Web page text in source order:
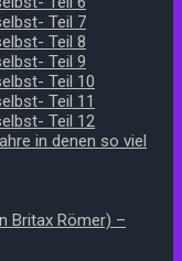
Teil 7
Teil 8
Teil 9
Teil 10
Teil 11
Teil 12
in denen so viel
Britax Römer) –